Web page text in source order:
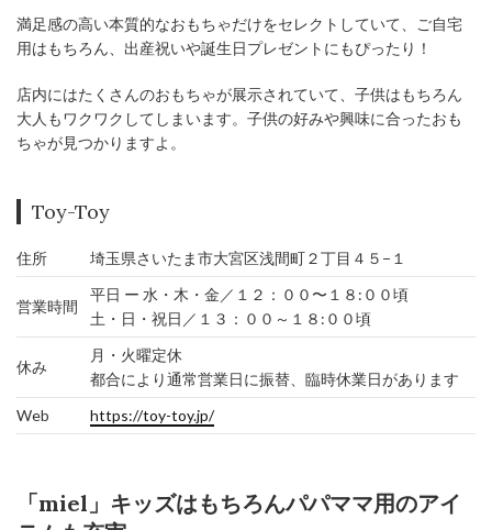
満足感の高い本質的なおもちゃだけをセレクトしていて、ご自宅
用はもちろん、出産祝いや誕生日プレゼントにもぴったり！
店内にはたくさんのおもちゃが展示されていて、子供はもちろん
大人もワクワクしてしまいます。子供の好みや興味に合ったおも
ちゃが見つかりますよ。
Toy-Toy
住所 埼玉県さいたま市大宮区浅間町２丁目４５−１
営業時間
平日 ー 水・木・金／１２：００〜１８:００頃
土・日・祝日／１３：００～１８:００頃
休み
月・火曜定休
都合により通常営業日に振替、臨時休業日があります
Web
https://toy-toy.jp/
「miel」キッズはもちろんパパママ用のアイ